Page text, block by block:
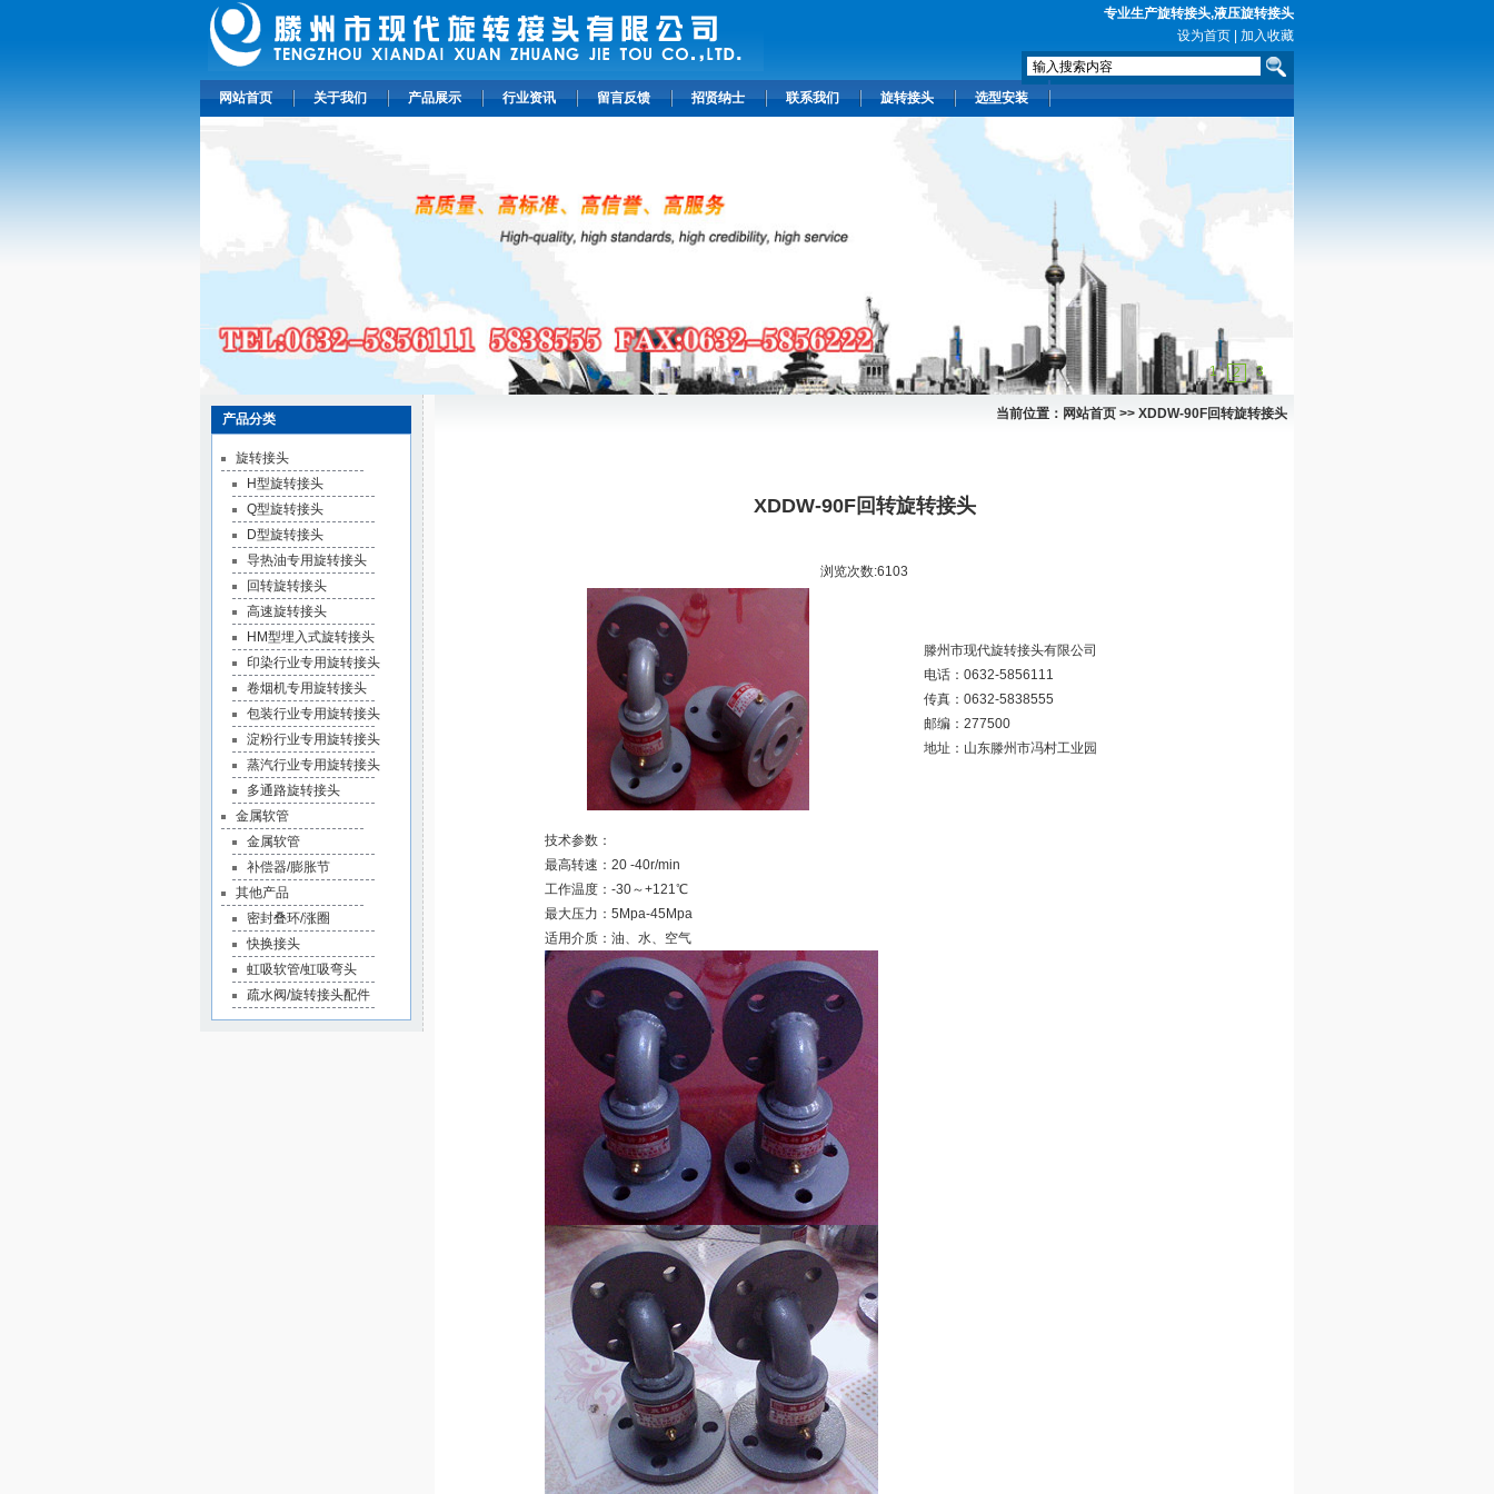
专业生产旋转接头,液压旋转接头
设为首页
加入收藏
网站首页 关于我们 产品展示 行业资讯 留言反馈 招贤纳士 联系我们 旋转接头 选型安装
1 2 3
产品分类
旋转接头
H型旋转接头
Q型旋转接头
D型旋转接头
导热油专用旋转接头
回转旋转接头
高速旋转接头
HM型埋入式旋转接头
印染行业专用旋转接头
卷烟机专用旋转接头
包装行业专用旋转接头
淀粉行业专用旋转接头
蒸汽行业专用旋转接头
多通路旋转接头
金属软管
金属软管
补偿器/膨胀节
其他产品
密封叠环/涨圈
快换接头
虹吸软管/虹吸弯头
疏水阀/旋转接头配件
当前位置：网站首页 >> XDDW-90F回转旋转接头
XDDW-90F回转旋转接头
浏览次数:6103
滕州市现代旋转接头有限公司
电话： 0632-5856111
传真： 0632-5838555
邮编： 277500
地址： 山东滕州市冯村工业园
技术参数：
最高转速：20 -40r/min
工作温度：-30～+121℃
最大压力：5Mpa-45Mpa
适用介质：油、水、空气